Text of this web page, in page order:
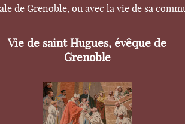
de Grenoble, ou avec la vie de sa
Vie de saint Hugues, évêque de
Grenoble